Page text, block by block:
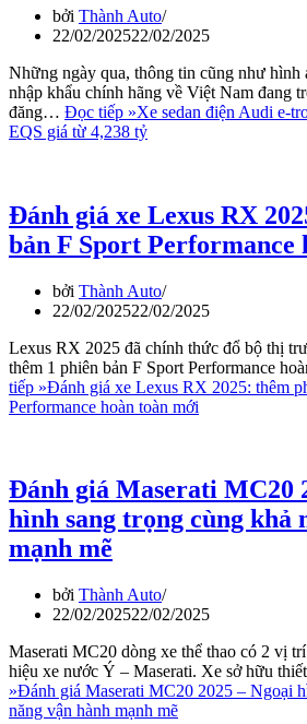
bởi Thành Auto
22/02/202522/02/2025
Những ngày qua, thông tin cũng như
nhập khẩu chính hãng về Việt Nam đang
đăng… Đọc tiếp »Xe sedan điện Audi e-
EQS giá từ 4,238 tỷ
Đánh giá xe Lexus RX
bản F Sport Performance
bởi Thành Auto
22/02/202522/02/2025
Lexus RX 2025 đã chính thức đổ bộ thị
thêm 1 phiên bản F Sport Performance
tiếp »Đánh giá xe Lexus RX 2025: thêm
Performance hoàn toàn mới
Đánh giá Maserati MC20
hình sang trọng cùng khả
mạnh mẽ
bởi Thành Auto
22/02/202522/02/2025
Maserati MC20 dòng xe thể thao có 2 vị
hiệu xe nước Ý – Maserati. Xe sở hữu
»Đánh giá Maserati MC20 2025 – Ngoại
năng vận hành mạnh mẽ